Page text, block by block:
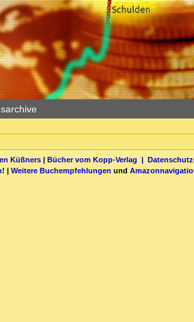
Küßners| Bücher vom Kopp-Verlag |
! | Weitere Buchempfehlungen und